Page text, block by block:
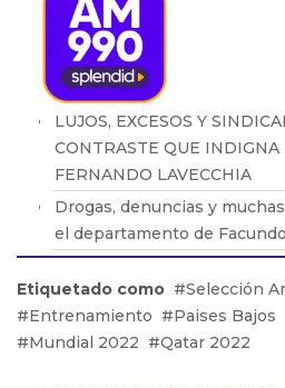
LUJOS, EXCESOS Y
CONTRASTE QUE
FERNANDO LAVECCHIA
Drogas, denuncias y
el departamento de
los dichos de Milei
Adicciones: Cómo detectar
volvió un problema
Etiquetado como
Selección
Entrenamiento
Paises Bajos
Mundial 2022
Qatar 2022